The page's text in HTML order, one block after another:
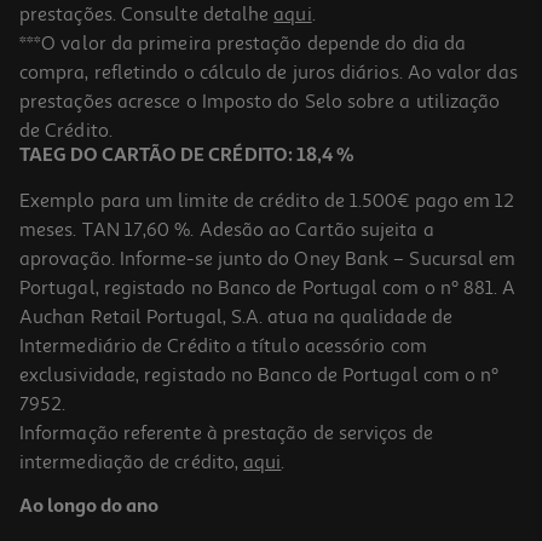
5.0
Jg Mafia The Old Country Ps5 Take 2
49.89 €/un
49,89 €
Jogo Ps5 Ea Sports F1 25
41.99 €/un
prestações. Consulte detalhe aqui.
***O valor da primeira prestação depende do dia da
compra, refletindo o cálculo de juros diários. Ao valor das
prestações acresce o Imposto do Selo sobre a utilização
de Crédito.
TAEG DO CARTÃO DE CRÉDITO: 18,4 %
Exemplo para um limite de crédito de 1.500€ pago em 12
meses. TAN 17,60 %. Adesão ao Cartão sujeita a
aprovação. Informe-se junto do Oney Bank – Sucursal em
Portugal, registado no Banco de Portugal com o nº 881. A
Auchan Retail Portugal, S.A. atua na qualidade de
Intermediário de Crédito a título acessório com
exclusividade, registado no Banco de Portugal com o nº
7952.
Informação referente à prestação de serviços de
intermediação de crédito, aqui.
Ao longo do ano